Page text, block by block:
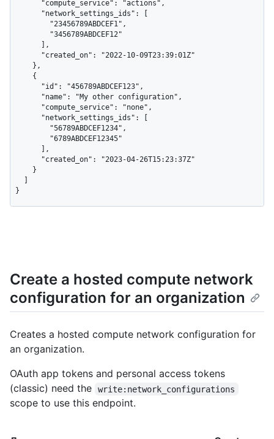
}
Create a hosted compute network
configuration for an organization
Creates a hosted compute network configuration for
an organization.
OAuth app tokens and personal access tokens
(classic) need the
write:network_configurations
scope to use this endpoint.